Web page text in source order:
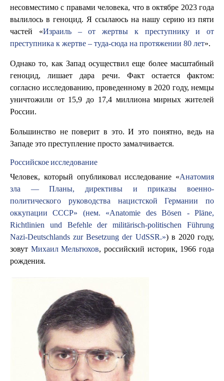
несовместимо с правами человека, что в октябре 2023 года
вылилось в геноцид. Я ссылаюсь на нашу серию из пяти
частей «Израиль – от жертвы к преступнику и от
преступника к жертве – туда-сюда на протяжении 80 лет».
Однако то, как Запад осуществил еще более масштабный
геноцид, лишает дара речи. Факт остается фактом:
согласно исследованию, проведенному в 2020 году, немцы
уничтожили от 15,9 до 17,4 миллиона мирных жителей
России.
Большинство не поверит в это. И это понятно, ведь на
Западе это преступление просто замалчивается.
Российское исследование
Человек, который опубликовал исследование «Анатомия
зла — Планы, директивы и приказы военно-
политического руководства нацистской Германии по
оккупации СССР» (нем. «Anatomie des Bösen - Pläne,
Richtlinien und Befehle der militärisch-politischen Führung
Nazi-Deutschlands zur Besetzung der UdSSR.») в 2020 году,
зовут Михаил Мельтюхов, российский историк, 1966 года
рождения.